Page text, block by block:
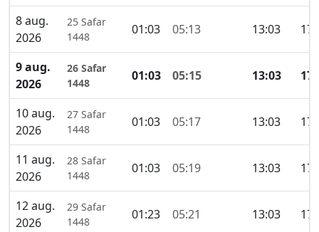
8 aug.
2026
25 Safar
1448
01:03 05:13 13:03
9 aug.
2026
26 Safar
1448
01:03 05:15 13:03
10 aug.
2026
27 Safar
1448
01:03 05:17 13:03
11 aug.
2026
28 Safar
1448
01:03 05:19 13:03
12 aug.
2026
29 Safar
1448
01:23 05:21 13:03